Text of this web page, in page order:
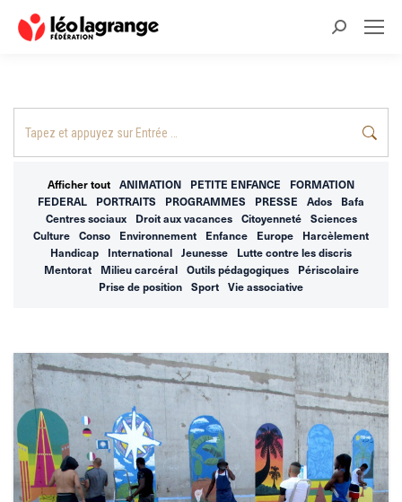
Recherche
Afficher tout ANIMATION PETITE ENFANCE
FORMATION
FEDERAL
PORTRAITS PROGRAMMES PRESSE Ados
Bafa
Centres sociaux
Droit aux vacances Citoyenneté
Sciences
Culture
Conso Environnement Enfance Europe
Harcèlement
Handicap
International Jeunesse
Lutte contre les discris
Mentorat
Milieu carcéral Outils pédagogiques
Périscolaire
Prise de position
Sport Vie associative